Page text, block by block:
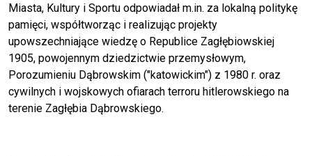
Miasta, Kultury i Sportu odpowiadał m.in. za lokalną politykę
pamięci, współtworząc i realizując projekty
upowszechniające wiedzę o Republice Zagłębiowskiej
1905, powojennym dziedzictwie przemysłowym,
Porozumieniu Dąbrowskim ("katowickim") z 1980 r. oraz
cywilnych i wojskowych ofiarach terroru hitlerowskiego na
terenie Zagłębia Dąbrowskiego.